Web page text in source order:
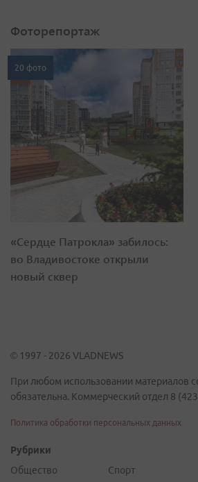
Фоторепортаж
20 фото
«Сердце Патрокла» забилось:
во Владивостоке открыли
новый сквер
© 1997 - 2026 VLADNEWS
При любом использовании материалов
обязательна. Коммерческий отдел 8
Политика обработки персональных данных
Рубрики
Общество
Спорт